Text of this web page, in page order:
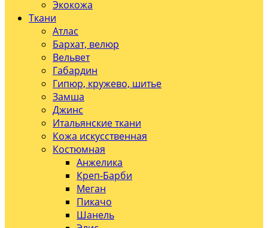
Экокожа
Ткани
Атлас
Бархат, велюр
Вельвет
Габардин
Гипюр, кружево, шитье
Замша
Джинс
Итальянские ткани
Кожа искусственная
Костюмная
Анжелика
Креп-Барби
Меган
Пикачо
Шанель